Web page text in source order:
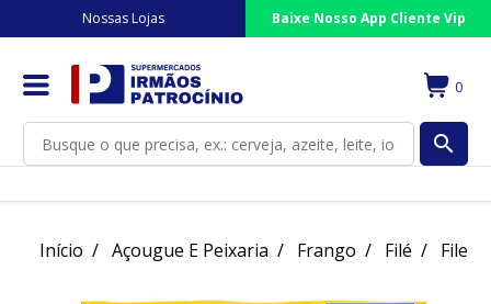
Nossas Lojas Baixe Nosso App Cliente Vip
0
search
Início Açougue E Peixaria Frango Filé